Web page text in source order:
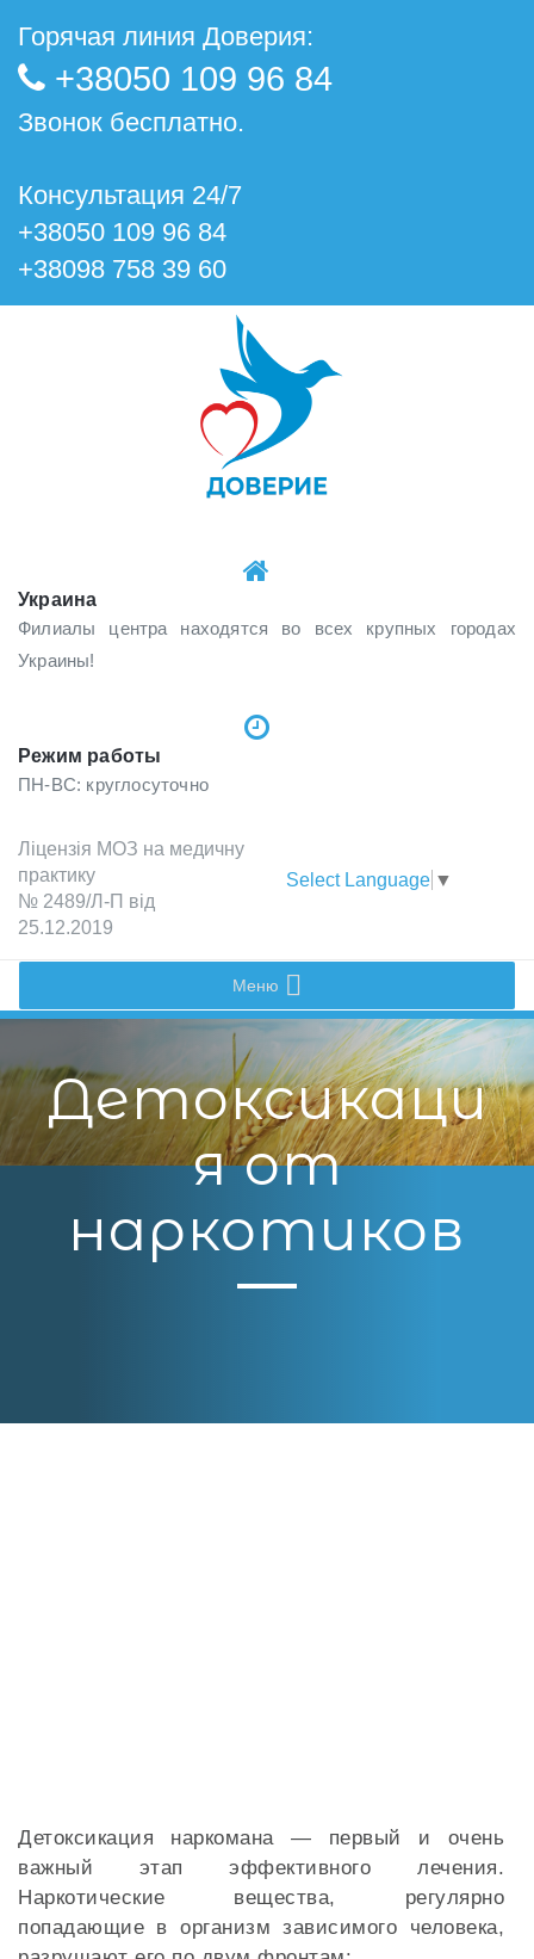
Горячая линия Доверия:
+38050 109 96 84
Звонок бесплатно.
Консультация 24/7
+38050 109 96 84
+38098 758 39 60
Украина
Филиалы центра находятся во всех крупных городах
Украины!
Режим работы
ПН-ВС: круглосуточно
Лiцензiя МОЗ на медичну
практику
№ 2489/Л-П вiд
25.12.2019
Select Language ▼
Меню
Детоксикаци
я от
наркотиков
Детоксикация наркомана — первый и очень
важный этап эффективного лечения.
Наркотические вещества, регулярно
попадающие в организм зависимого человека,